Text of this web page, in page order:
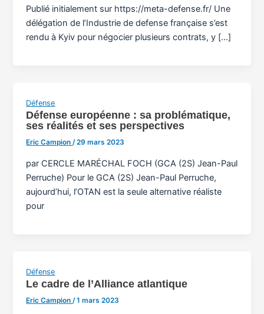
Publié initialement sur https://meta-defense.fr/ Une
délégation de l’Industrie de defense française s’est
rendu à Kyiv pour négocier plusieurs contrats, y […]
Défense
Défense européenne : sa problématique,
ses réalités et ses perspectives
Eric Campion/29 mars 2023
par CERCLE MARÉCHAL FOCH (GCA (2S) Jean-Paul
Perruche) Pour le GCA (2S) Jean-Paul Perruche,
aujourd’hui, l’OTAN est la seule alternative réaliste
pour
Défense
Le cadre de l’Alliance atlantique
Eric Campion/1 mars 2023